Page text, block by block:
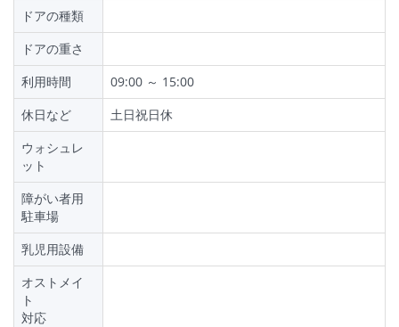
ドアの種類
ドアの重さ
利用時間
09:00 ～ 15:00
休日など
土日祝日休
ウォシュレ
ット
障がい者用
駐車場
乳児用設備
オストメイ
ト
対応